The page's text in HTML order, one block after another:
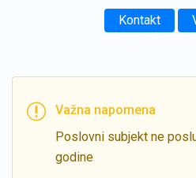
Kontakt
Važna napomena
Poslovni subjekt ne
godine